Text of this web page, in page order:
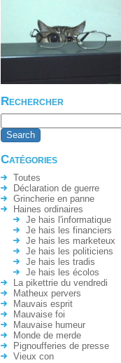
Rechercher
Catégories
Toutes
Déclaration de guerre
Grincherie en panne
Haines ordinaires
Je hais l'informatique
Je hais les financiers
Je hais les marketeux
Je hais les politiciens
Je hais les tradis
Je hais les écolos
La pikettrie du vendredi
Matheux pervers
Mauvais esprit
Mauvaise foi
Mauvaise humeur
Monde de merde
Pignoufferies de presse
Vieux con